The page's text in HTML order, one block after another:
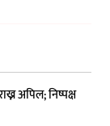
अपिल; निष्पक्ष